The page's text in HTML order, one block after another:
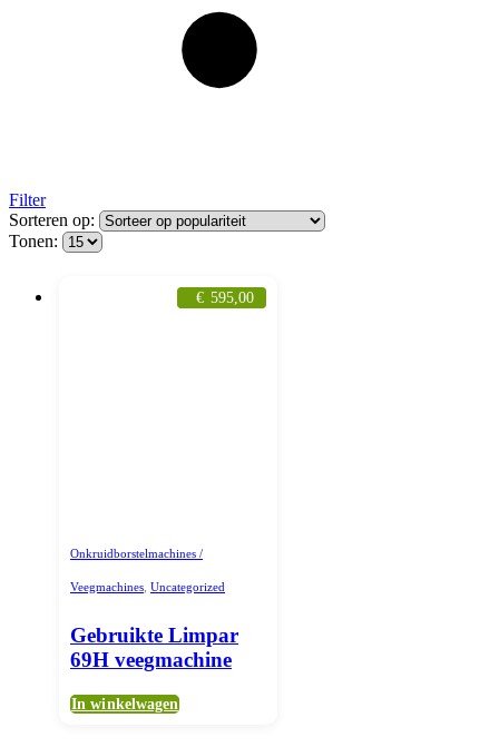
Filter
Sorteren op:
Tonen:
€ 595,00
Onkruidborstelmachines /
Veegmachines Uncategorized
Gebruikte Limpar
69H veegmachine
In winkelwagen